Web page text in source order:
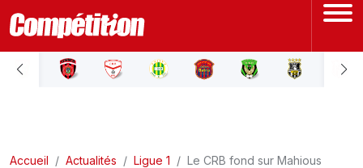
ACCUEIL
LIGUE 2
Accueil Actualités Ligue 1 Le CRB fond sur Mahious